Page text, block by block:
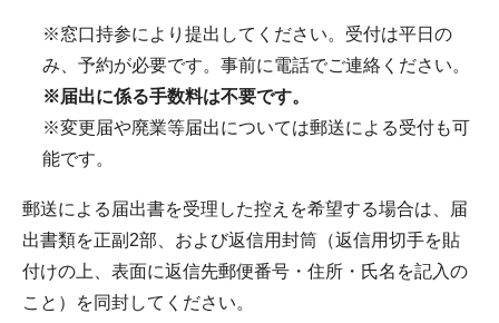
※窓口持参により提出してください。受付は平日の
み、予約が必要です。事前に電話でご連絡ください。
※届出に係る手数料は不要です。
※変更届や廃業等届出については郵送による受付も可
能です。
郵送による届出書を受理した控えを希望する場合は、届
出書類を正副2部、および返信用封筒（返信用切手を貼
付けの上、表面に返信先郵便番号・住所・氏名を記入の
こと）を同封してください。